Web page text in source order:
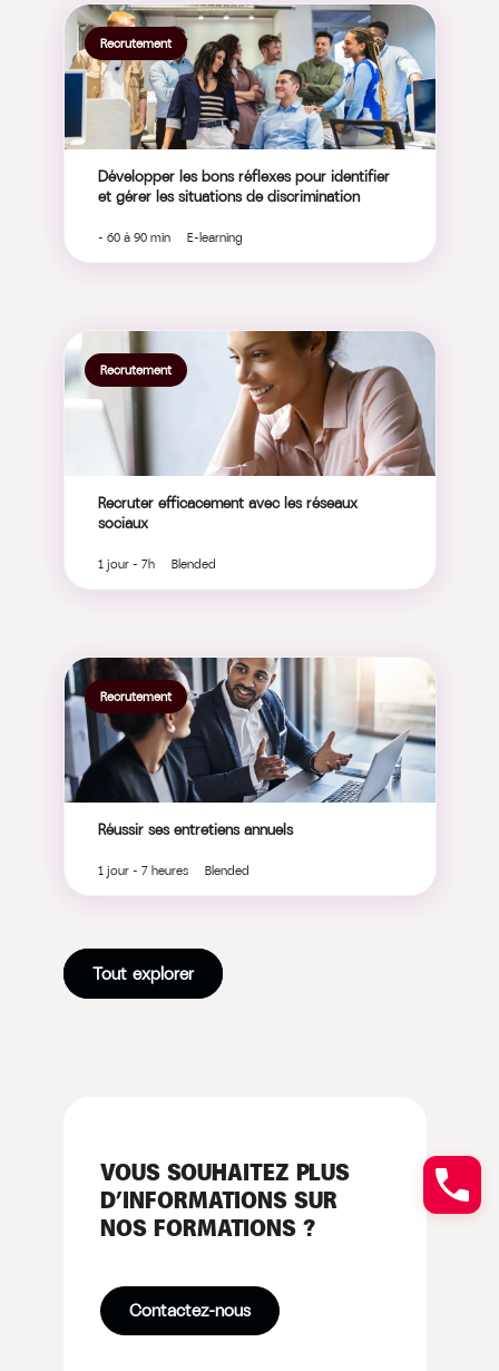
Recrutement
Développer les bons réflexes pour identifier
et gérer les situations de discrimination
- 60 à 90 min E-learning
Recrutement
Recruter efficacement avec les réseaux
sociaux
1 jour - 7h Blended
Recrutement
Réussir ses entretiens annuels
1 jour - 7 heures Blended
Tout explorer
VOUS SOUHAITEZ PLUS
D’INFORMATIONS SUR
NOS FORMATIONS ?
Contactez-nous